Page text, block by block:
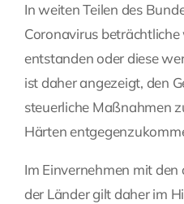
In weiten Teilen des
Coronavirus
entstanden oder diese
ist daher angezeigt, den
steuerliche Maßnahmen
Härten
Im Einvernehmen mit
der Länder gilt daher im